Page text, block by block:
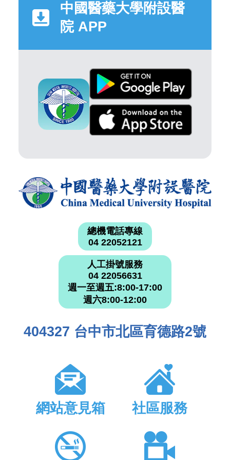
中國醫藥大學附設醫
院 APP
總機電話專線
04 22052121
人工掛號服務
04 22056631
週一至週五:8:00-17:00
週六8:00-12:00
404327 台中市北區育德路2號
網站意見箱 社區服務